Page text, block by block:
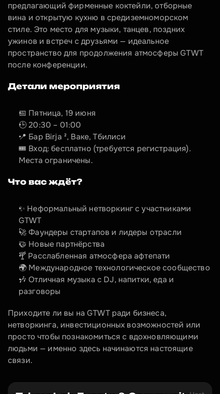
предлагающий фирменные коктейли, отборные
вина и открытую кухню в средиземноморском
стиле. Это место для музыки, танцев, поздних
ужинов и встреч с друзьями — идеальное
пространство для продолжения атмосферы GTWT
после конференции.
Детали мероприятия
📅 Пятница, 19 июня
🕒 20:30 – 01:00
📍 Бар Birja ², Ваке, Тбилиси
🎟 Вход: бесплатно (требуется регистрация).
Места ограничены.
Что вас ждёт?
✨ Неформальный нетворкинг с участниками
GTWT
🚀 Фаундеры стартапов и лидеры отрасли
🤝 Новые партнёрства
🍸 Расслабленная атмосфера афтепати
🌍 Международное технологическое сообщество
🎶 Отличная музыка с DJ, напитки, еда и
разговоры
Приходите ли вы на GTWT ради бизнеса,
нетворкинга, инвестиционных возможностей или
просто чтобы познакомиться с вдохновляющими
людьми — именно здесь начинаются настоящие
связи.